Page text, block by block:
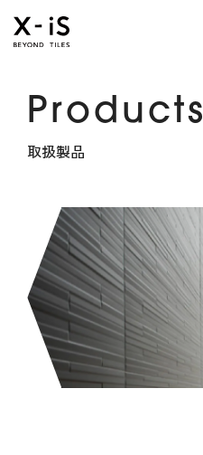
Products
取扱製品